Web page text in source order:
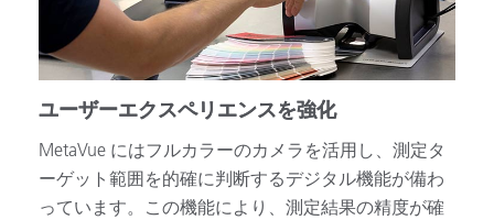
ユーザーエクスペリエンスを強化
MetaVue にはフルカラーのカメラを活用し、測定タ
ーゲット範囲を的確に判断するデジタル機能が備わ
っています。この機能により、測定結果の精度が確